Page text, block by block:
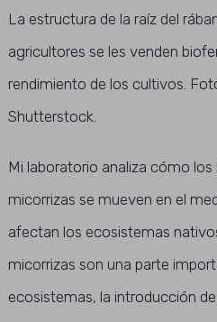
La estructura de la raíz del
agricultores se les venden
rendimiento de los cultivos.
Shutterstock.
Mi laboratorio analiza cómo
micorrizas se mueven en el
afectan los ecosistemas
micorrizas son una parte
ecosistemas, la introducción